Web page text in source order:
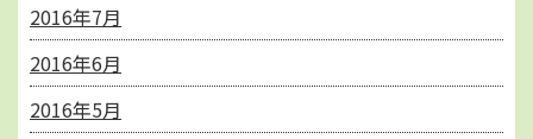
2016年7月
2016年6月
2016年5月